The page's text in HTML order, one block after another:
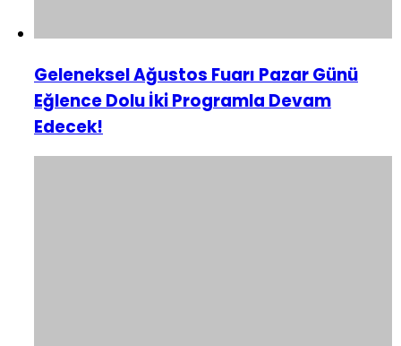
Geleneksel Ağustos Fuarı Pazar Günü
Eğlence Dolu İki Programla Devam
Edecek!